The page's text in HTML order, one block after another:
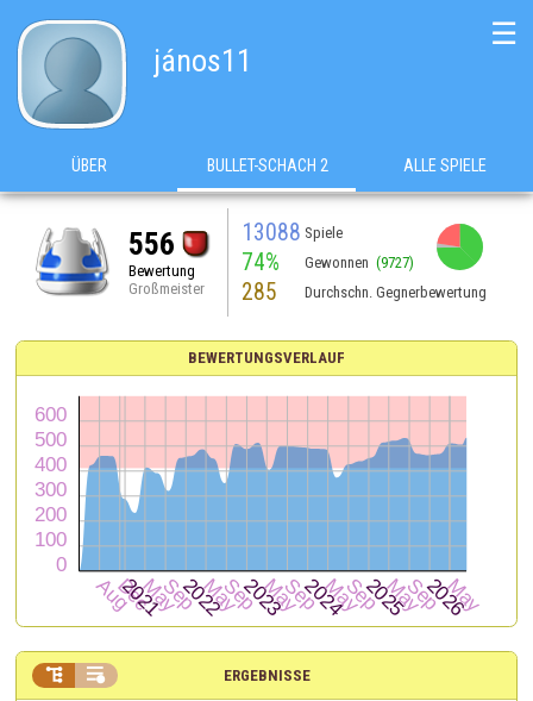
jános11
☰
ÜBER BULLET-SCHACH 2 ALLE SPIELE
556
Bewertung
Großmeister
13088 Spiele
74% Gewonnen (9727)
285 Durchschn. Gegnerbewertung
BEWERTUNGSVERLAUF
ERGEBNISSE
 